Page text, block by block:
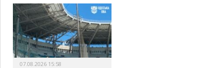
07.08.2026 15:58